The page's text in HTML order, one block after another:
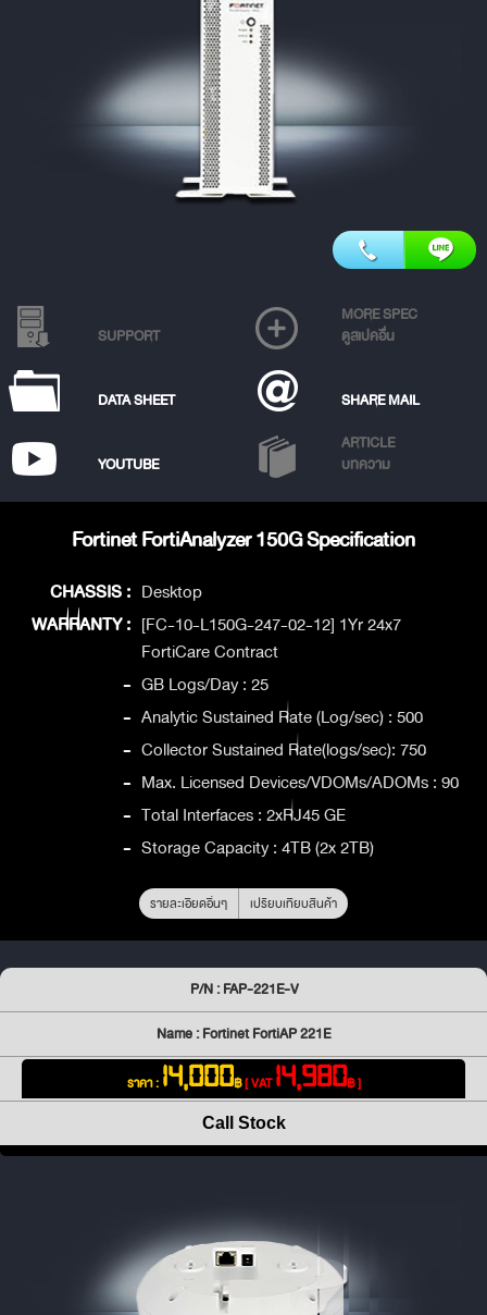
SUPPORT
MORE SPEC
ดูสเปคอื่น
DATA SHEET SHARE MAIL
YOUTUBE
ARTICLE
บทความ
Fortinet FortiAnalyzer 150G Specification
CHASSIS : Desktop
WARRANTY : [FC-10-L150G-247-02-12] 1Yr 24x7
FortiCare Contract
- GB Logs/Day : 25
- Analytic Sustained Rate (Log/sec) : 500
- Collector Sustained Rate(logs/sec): 750
- Max. Licensed Devices/VDOMs/ADOMs : 90
- Total Interfaces : 2xRJ45 GE
- Storage Capacity : 4TB (2x 2TB)
รายละเอียดอื่นๆ เปรียบเทียบสินค้า
P/N : FAP-221E-V
Name : Fortinet FortiAP 221E
ราคา : 14,000฿[ VAT14,980฿ ]
Call Stock